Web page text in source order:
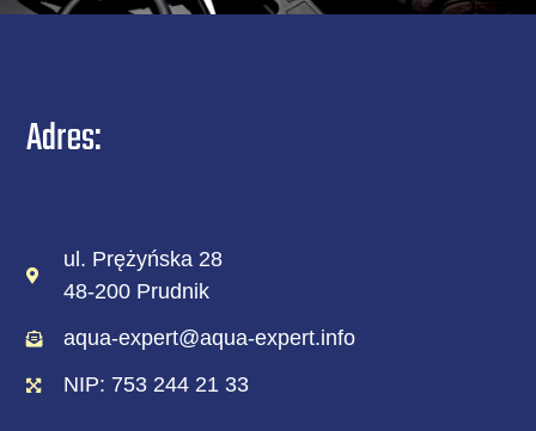
Adres:
ul. Prężyńska 28
48-200 Prudnik
aqua-expert@aqua-expert.info
NIP: 753 244 21 33